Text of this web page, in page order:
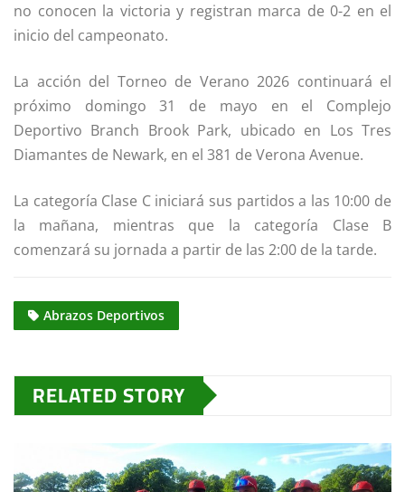
no conocen la victoria y registran marca de 0-2 en el
inicio del campeonato.
La acción del Torneo de Verano 2026 continuará el
próximo domingo 31 de mayo en el Complejo
Deportivo Branch Brook Park, ubicado en Los Tres
Diamantes de Newark, en el 381 de Verona Avenue.
La categoría Clase C iniciará sus partidos a las 10:00 de
la mañana, mientras que la categoría Clase B
comenzará su jornada a partir de las 2:00 de la tarde.
Abrazos Deportivos
RELATED STORY